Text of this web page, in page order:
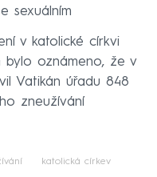
sexuálním
v katolické církvi
bylo oznámeno, že v
Vatikán úřadu 848
zneužívání
katolická církev